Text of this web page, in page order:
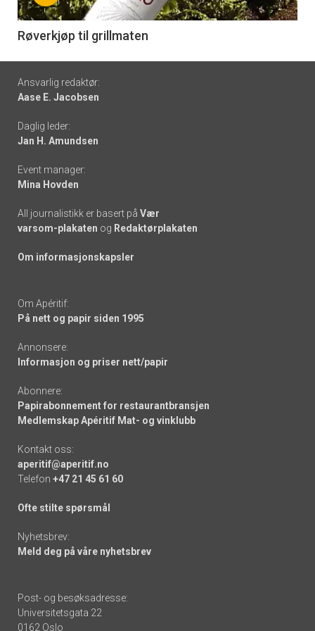
-
6
Røverkjøp til grillmaten
Footer
-
links
Ansvarlig redaktør:
Aase E. Jacobsen
Daglig leder:
Jan H. Amundsen
Event manager:
Mina Hovden
All journalistikk er basert på Vær
varsom-plakaten og Redaktørplakaten
Om informasjonskapsler
Om Apéritif:
På nett og papir siden 1995
Annonsere:
Informasjon og priser nett/papir
Abonnere:
Papirabonnement for restaurantbransjen
Medlemskap Apéritif Mat- og vinklubb
Kontakt oss:
aperitif@aperitif.no
Telefon +47 21 45 61 60
Ofte stilte spørsmål
Nyhetsbrev:
Meld deg på våre nyhetsbrev
Post- og besøksadresse:
Universitetsgata 22
0162 Oslo